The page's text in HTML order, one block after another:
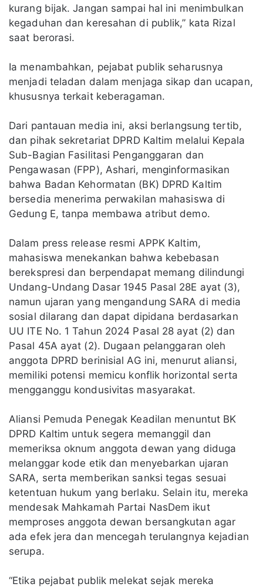
kurang bijak. Jangan sampai hal ini menimbulkan
kegaduhan dan keresahan di publik,” kata Rizal
saat berorasi.
Ia menambahkan, pejabat publik seharusnya
menjadi teladan dalam menjaga sikap dan ucapan,
khususnya terkait keberagaman.
Dari pantauan media ini, aksi berlangsung tertib,
dan pihak sekretariat DPRD Kaltim melalui Kepala
Sub-Bagian Fasilitasi Penganggaran dan
Pengawasan (FPP), Ashari, menginformasikan
bahwa Badan Kehormatan (BK) DPRD Kaltim
bersedia menerima perwakilan mahasiswa di
Gedung E, tanpa membawa atribut demo.
Dalam press release resmi APPK Kaltim,
mahasiswa menekankan bahwa kebebasan
berekspresi dan berpendapat memang dilindungi
Undang-Undang Dasar 1945 Pasal 28E ayat (3),
namun ujaran yang mengandung SARA di media
sosial dilarang dan dapat dipidana berdasarkan
UU ITE No. 1 Tahun 2024 Pasal 28 ayat (2) dan
Pasal 45A ayat (2). Dugaan pelanggaran oleh
anggota DPRD berinisial AG ini, menurut aliansi,
memiliki potensi memicu konflik horizontal serta
mengganggu kondusivitas masyarakat.
Aliansi Pemuda Penegak Keadilan menuntut BK
DPRD Kaltim untuk segera memanggil dan
memeriksa oknum anggota dewan yang diduga
melanggar kode etik dan menyebarkan ujaran
SARA, serta memberikan sanksi tegas sesuai
ketentuan hukum yang berlaku. Selain itu, mereka
mendesak Mahkamah Partai NasDem ikut
memproses anggota dewan bersangkutan agar
ada efek jera dan mencegah terulangnya kejadian
serupa.
“Etika pejabat publik melekat sejak mereka